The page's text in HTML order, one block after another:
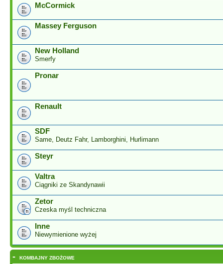
McCormick
Massey Ferguson
New Holland
Smerfy
Pronar
Renault
SDF
Same, Deutz Fahr, Lamborghini, Hurlimann
Steyr
Valtra
Ciągniki ze Skandynawii
Zetor
Czeska myśl techniczna
Inne
Niewymienione wyżej
- KOMBAJNY ZBOŻOWE